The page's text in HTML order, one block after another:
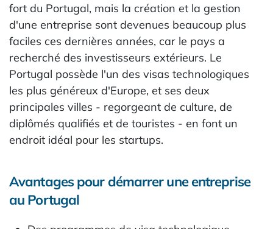
fort du Portugal, mais la création et la gestion
d'une entreprise sont devenues beaucoup plus
faciles ces dernières années, car le pays a
recherché des investisseurs extérieurs. Le
Portugal possède l'un des visas technologiques
les plus généreux d'Europe, et ses deux
principales villes - regorgeant de culture, de
diplômés qualifiés et de touristes - en font un
endroit idéal pour les startups.
Avantages pour démarrer une entreprise
au Portugal